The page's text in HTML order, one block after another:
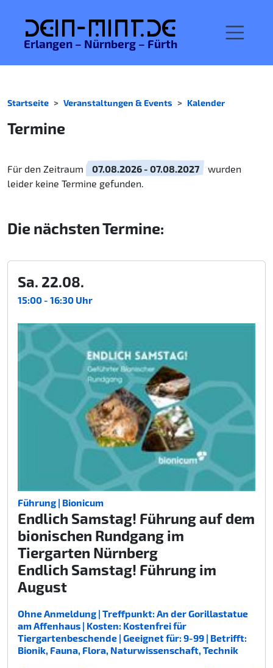
Dein-MINT.de
Erlangen – Nürnberg – Fürth
Startseite Veranstaltungen & Events Kalender
Termine
Für den Zeitraum 07.08.2026 - 07.08.2027
wurden
leider keine Termine gefunden.
Die nächsten Termine:
Sa. 22.08.
15:00 - 16:30 Uhr
Führung | Bionicum
Endlich Samstag! Führung auf dem
bionischen Rundgang im
Tiergarten Nürnberg
Endlich Samstag! Führung im
August
Ohne Anmeldung | Treffpunkt: An der Gorillastatue
am Affenhaus | Kosten: Kostenfrei für
Tiergartenbeschende | Geeignet für: 9-99 | Betrifft:
Bionik, Fauna, Flora, Naturwissenschaft, Technik